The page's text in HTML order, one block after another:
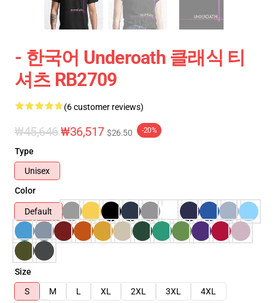
- 한국어 Underoath 클래식 티
셔츠 RB2709
(6 customer reviews)
₩45,646₩36,517 $26.50 -20%
Type
Unisex
Color
Default
Size
S
M L XL 2XL 3XL
4XL